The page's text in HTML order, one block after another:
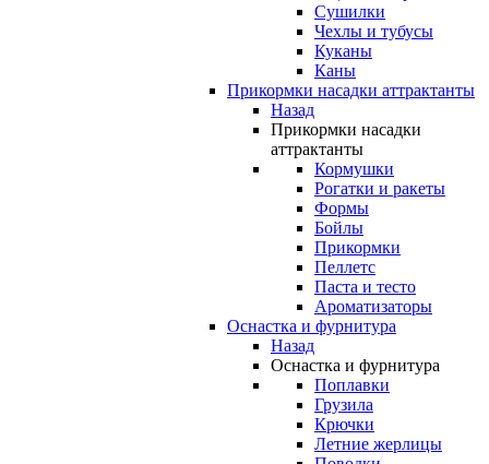
Сушилки
Чехлы и тубусы
Куканы
Каны
Прикормки насадки аттрактанты
Назад
Прикормки насадки
аттрактанты
Кормушки
Рогатки и ракеты
Формы
Бойлы
Прикормки
Пеллетс
Паста и тесто
Ароматизаторы
Оснастка и фурнитура
Назад
Оснастка и фурнитура
Поплавки
Грузила
Крючки
Летние жерлицы